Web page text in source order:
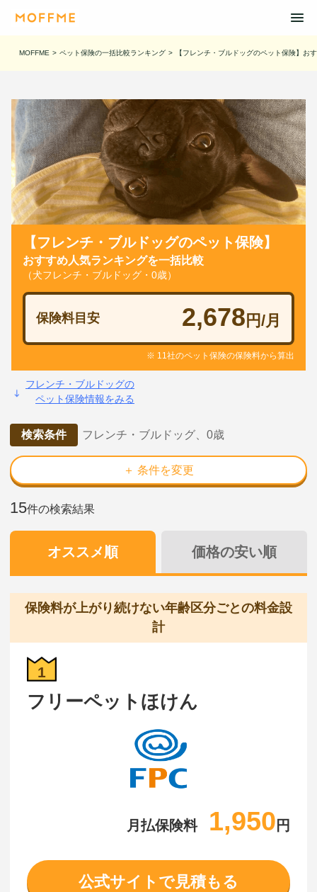
MOFFME > ペット保険の一括比較ランキング > 【フレンチ・ブルドッグのペット保険】お
【フレンチ・ブルドッグのペット保険】
おすすめ人気ランキングを一括比較
（犬フレンチ・ブルドッグ・0歳）
保険料目安 2,678 円/月
※ 11社のペット保険の保険料から算出
フレンチ・ブルドッグの
ペット保険情報をみる
検索条件 フレンチ・ブルドッグ、0歳
＋ 条件を変更
15件の検索結果
オススメ順 価格の安い順
保険料が上がり続けない年齢区分ごとの料金設
計
1
フリーペットほけん
月払保険料 1,950 円
公式サイトで見積もる